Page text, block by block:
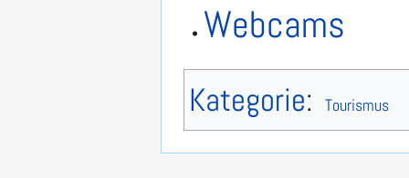
Webcams
Kategorie: Tourismus